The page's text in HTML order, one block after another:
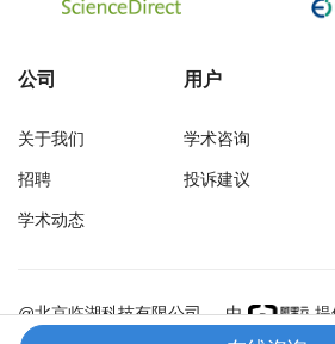
公司
关于我们
招聘
学术动态
用户
学术咨询
投诉建议
@北京临湖科技有限公司 由 提
备18002349号-1